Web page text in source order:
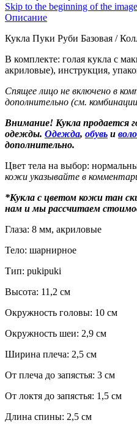
Skip to the beginning of the
Описание
Кукла Пуки Руби Базовая /
В комплекте: голая кукла с
акриловые), инструкция,
Спящее лицо не включено в
дополнительно (см.
Внимание! Кукла продается
одежды. Одежда, обувь и
дополнительно.
Цвет тела на выбор:
кожи указывайте в
*Кукла с цветом кожи тан
нам и мы рассчитаем
Глаза: 8 мм, акриловые
Тело: шарнирное
Тип: pukipuki
Высота: 11,2 см
Окружность головы: 10 см
Окружность шеи: 2,9 см
Ширина плеча: 2,5 см
От плеча до запястья: 3 см
От локтя до запястья: 1,5 см
Длина спины: 2,5 см